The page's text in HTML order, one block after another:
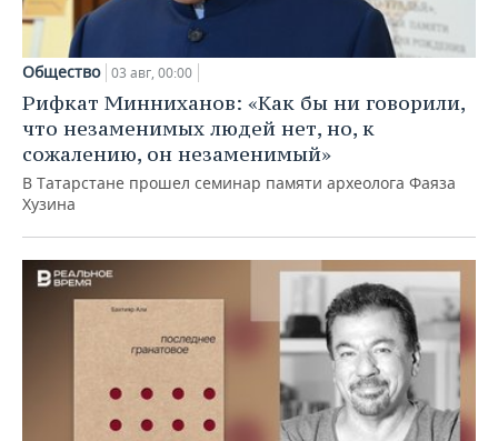
Общество 03 авг, 00:00
Рифкат Минниханов: «Как бы ни говорили,
что незаменимых людей нет, но, к
сожалению, он незаменимый»
В Татарстане прошел семинар памяти археолога Фаяза
Хузина